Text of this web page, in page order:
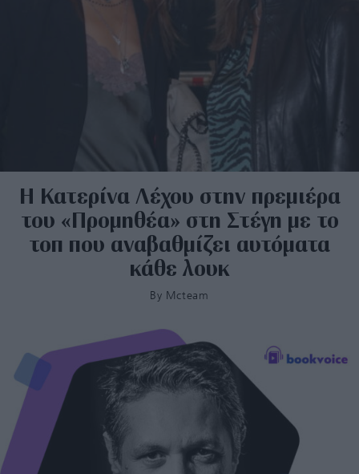
Η Κατερίνα Λέχου στην πρεμιέρα
του «Προμηθέα» στη Στέγη με το
τοπ που αναβαθμίζει αυτόματα
κάθε λουκ
By Mcteam